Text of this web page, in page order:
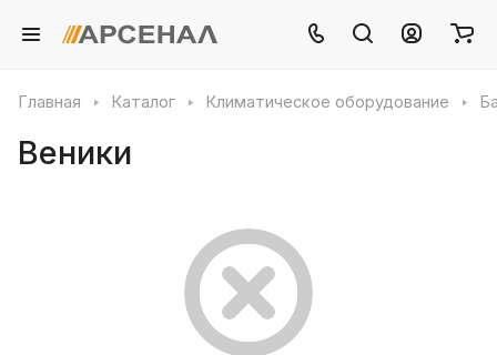
Главная Каталог Климатическое оборудование
Веники